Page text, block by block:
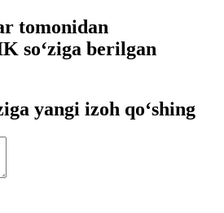
tomonidan
so‘ziga berilgan
yangi izoh qo‘shing